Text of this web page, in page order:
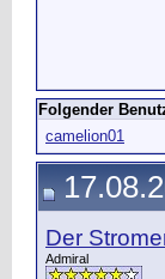
Folgender
camelion01
Der
Admiral